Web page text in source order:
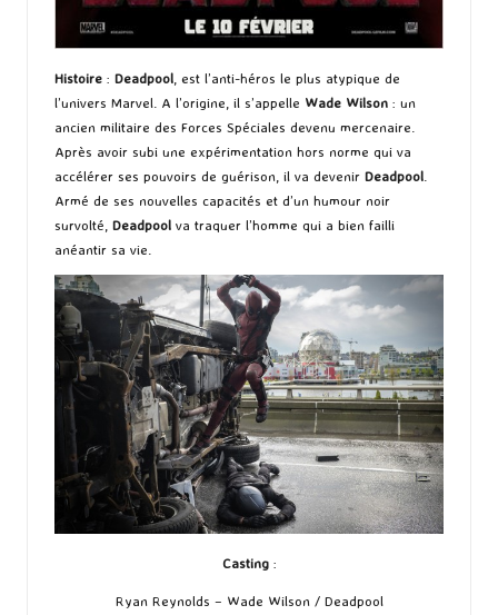
Histoire : Deadpool , est l’anti-héros le plus atypique de
l’univers Marvel. A l’origine, il s’appelle Wade Wilson : un
ancien militaire des Forces Spéciales devenu mercenaire.
Après avoir subi une expérimentation hors norme qui va
accélérer ses pouvoirs de guérison, il va devenir Deadpool
Armé de ses nouvelles capacités et d’un humour noir
survolté, Deadpool va traquer l’homme qui a bien failli
anéantir sa vie.
Casting:
Ryan Reynolds – Wade Wilson / Deadpool